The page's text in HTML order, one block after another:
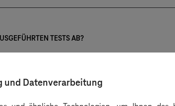
TESTS AB?
Sie Ihre Testergebnisse mittels Screenshot
und Datenverarbeitung